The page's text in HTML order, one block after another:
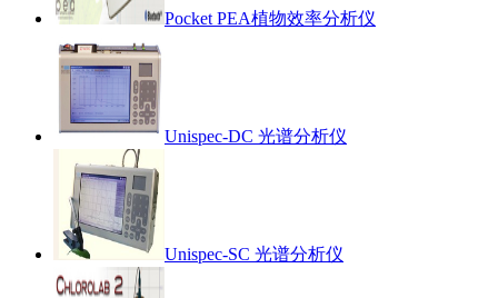
Pocket PEA植物效率分析仪
Unispec-DC 光谱分析仪
Unispec-SC 光谱分析仪